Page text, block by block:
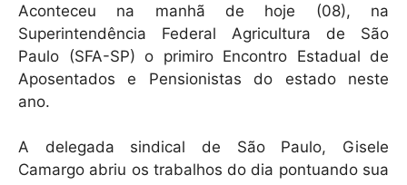
at
s
A
p
c
e
b
o
k
ai
l
Aconteceu na manhã de hoje (08), na
Superintendência Federal Agricultura de São
Paulo (SFA-SP) o primiro Encontro Estadual de
Aposentados e Pensionistas do estado neste
ano.
A delegada sindical de São Paulo, Gisele
Camargo abriu os trabalhos do dia pontuando sua